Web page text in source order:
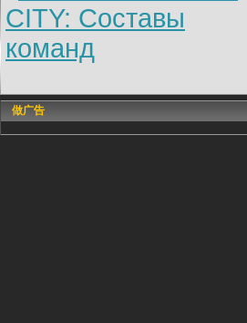
CITY: Составы
команд
做广告